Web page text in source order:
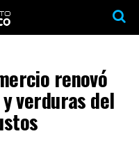
renovó
verduras del